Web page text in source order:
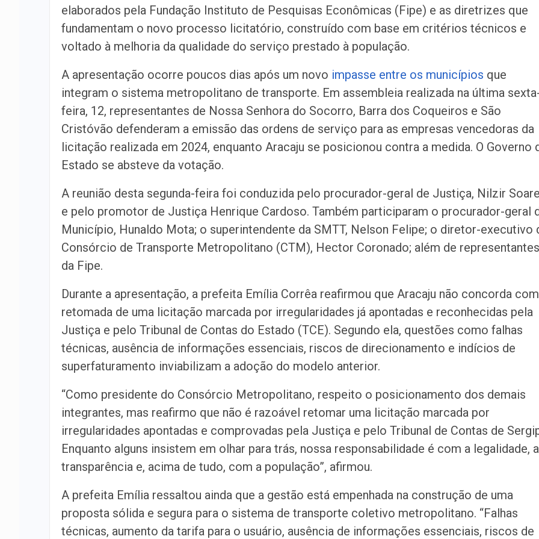
elaborados pela Fundação Instituto de Pesquisas Econômicas (Fipe) e as diretrizes que
fundamentam o novo processo licitatório, construído com base em critérios técnicos e
voltado à melhoria da qualidade do serviço prestado à população.
A apresentação ocorre poucos dias após um novo impasse entre os municípios que
integram o sistema metropolitano de transporte. Em assembleia realizada na última
feira, 12, representantes de Nossa Senhora do Socorro, Barra dos Coqueiros e São
Cristóvão defenderam a emissão das ordens de serviço para as empresas vencedoras da
licitação realizada em 2024, enquanto Aracaju se posicionou contra a medida. O Governo
Estado se absteve da votação.
A reunião desta segunda-feira foi conduzida pelo procurador-geral de Justiça, Nilzir
e pelo promotor de Justiça Henrique Cardoso. Também participaram o procurador-geral
Município, Hunaldo Mota; o superintendente da SMTT, Nelson Felipe; o diretor-executivo
Consórcio de Transporte Metropolitano (CTM), Hector Coronado; além de representantes
da Fipe.
Durante a apresentação, a prefeita Emília Corrêa reafirmou que Aracaju não concorda
retomada de uma licitação marcada por irregularidades já apontadas e reconhecidas pela
Justiça e pelo Tribunal de Contas do Estado (TCE). Segundo ela, questões como falhas
técnicas, ausência de informações essenciais, riscos de direcionamento e indícios de
superfaturamento inviabilizam a adoção do modelo anterior.
“Como presidente do Consórcio Metropolitano, respeito o posicionamento dos demais
integrantes, mas reafirmo que não é razoável retomar uma licitação marcada por
irregularidades apontadas e comprovadas pela Justiça e pelo Tribunal de Contas de
Enquanto alguns insistem em olhar para trás, nossa responsabilidade é com a legalidade, a
transparência e, acima de tudo, com a população”, afirmou.
A prefeita Emília ressaltou ainda que a gestão está empenhada na construção de uma
proposta sólida e segura para o sistema de transporte coletivo metropolitano. “Falhas
técnicas, aumento da tarifa para o usuário, ausência de informações essenciais, riscos de